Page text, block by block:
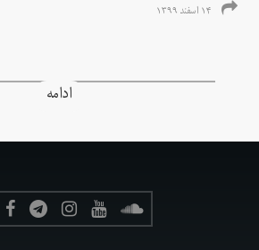
۱۴ اسفند ۱۳۹۹
ادامه